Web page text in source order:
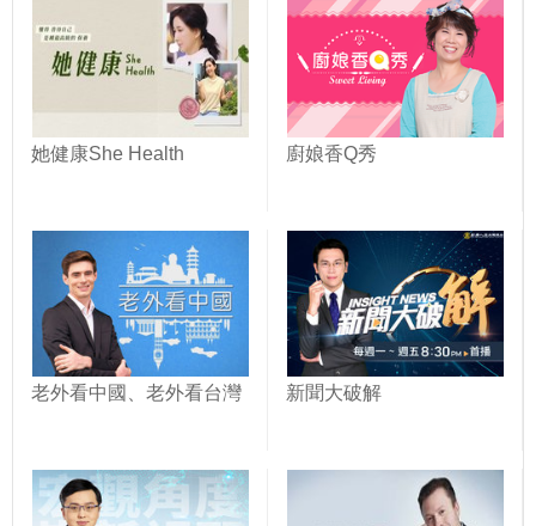
她健康She Health 廚娘香Q秀
老外看中國、老外看台灣 新聞大破解